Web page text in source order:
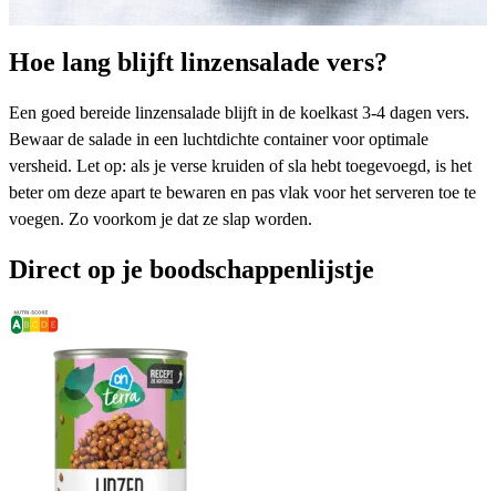
Hoe lang blijft linzensalade vers?
Een goed bereide linzensalade blijft in de koelkast 3-4 dagen vers.
Bewaar de salade in een luchtdichte container voor optimale
versheid. Let op: als je verse kruiden of sla hebt toegevoegd, is het
beter om deze apart te bewaren en pas vlak voor het serveren toe te
voegen. Zo voorkom je dat ze slap worden.
Direct op je boodschappenlijstje